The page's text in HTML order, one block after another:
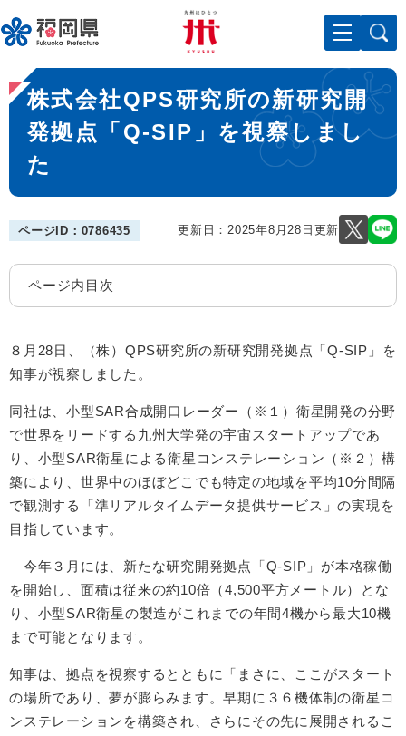
ー
ジ
先
頭
メニューを飛ばして本文へ
本
文
株式会社QPS研究所の新研究開
発拠点「Q-SIP」を視察しまし
た
ページID：0786435 更新日：2025年8月28日更新
ページ内目次
８月28日、（株）QPS研究所の新研究開発拠点「Q-SIP」を
知事が視察しました。
同社は、小型SAR合成開口レーダー（※１）衛星開発の分野
で世界をリードする九州大学発の宇宙スタートアップであ
り、小型SAR衛星による衛星コンステレーション（※２）構
築により、世界中のほぼどこでも特定の地域を平均10分間隔
で観測する「準リアルタイムデータ提供サービス」の実現を
目指しています。
今年３月には、新たな研究開発拠点「Q-SIP」が本格稼働
を開始し、面積は従来の約10倍（4,500平方メートル）とな
り、小型SAR衛星の製造がこれまでの年間4機から最大10機
まで可能となります。
知事は、拠点を視察するとともに「まさに、ここがスタート
の場所であり、夢が膨らみます。早期に３６機体制の衛星コ
ンステレーションを構築され、さらにその先に展開されるこ